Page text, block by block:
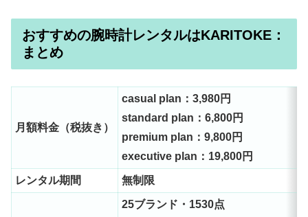
おすすめの腕時計レンタルはKARITOKE：
まとめ
月額料金（税抜き）
casual plan：3,980円
standard plan：6,800円
premium plan：9,800円
executive plan：19,800円
レンタル期間 無制限
25ブランド・1530点